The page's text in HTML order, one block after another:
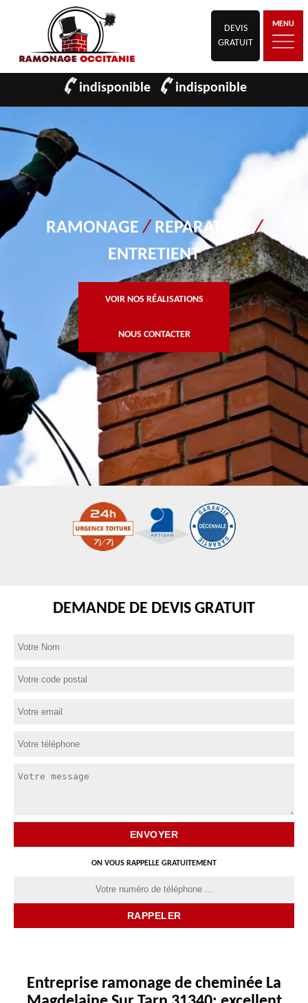
DEVIS
GRATUIT
MENU
indisponible indisponible
RAMONAGE/ REPARATION/
ENTRETIENT
VOIR NOS RÉALISATIONS
NOUS CONTACTER
DEMANDE DE DEVIS GRATUIT
ON VOUS RAPPELLE GRATUITEMENT
Entreprise ramonage de cheminée La